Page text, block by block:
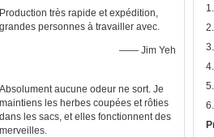
Production très rapide et expédition,
grandes personnes à travailler avec.
—— Jim Yeh
Absolument aucune odeur ne sort. Je
maintiens les herbes coupées et rôties
dans les sacs, et elles fonctionnent des
merveilles.